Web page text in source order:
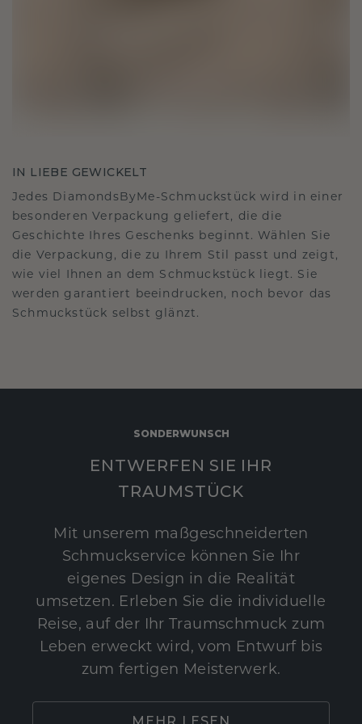
IN LIEBE GEWICKELT
Jedes DiamondsByMe-Schmuckstück wird in einer
besonderen Verpackung geliefert, die die
Geschichte Ihres Geschenks beginnt. Wählen Sie
die Verpackung, die zu Ihrem Stil passt und zeigt,
wie viel Ihnen an dem Schmuckstück liegt. Sie
werden garantiert beeindrucken, noch bevor das
Schmuckstück selbst glänzt.
SONDERWUNSCH
ENTWERFEN SIE IHR
TRAUMSTÜCK
Mit unserem maßgeschneiderten
Schmuckservice können Sie Ihr
eigenes Design in die Realität
umsetzen. Erleben Sie die individuelle
Reise, auf der Ihr Traumschmuck zum
Leben erweckt wird, vom Entwurf bis
zum fertigen Meisterwerk.